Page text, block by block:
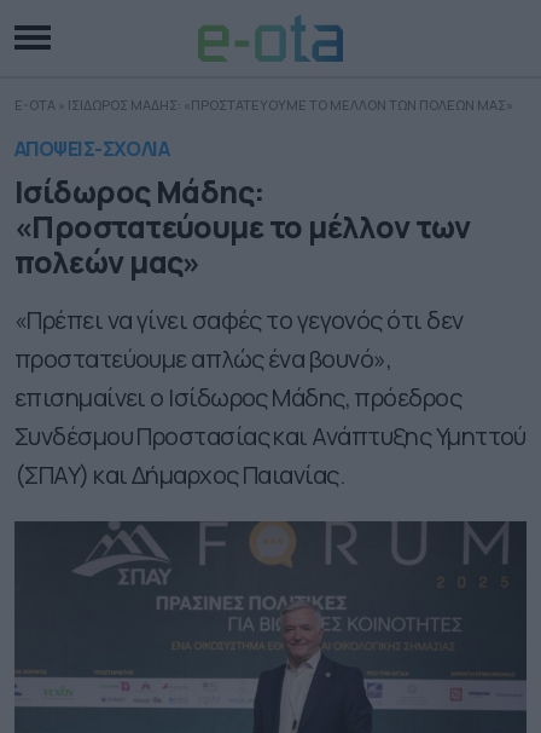
E-OTA » ΙΣΙΔΩΡΟΣ ΜΑΔΗΣ: «ΠΡΟΣΤΑΤΕΥΟΥΜΕ ΤΟ ΜΕΛΛΟΝ ΤΩΝ ΠΟΛΕΩΝ ΜΑΣ»
ΑΠΟΨΕΙΣ-ΣΧΟΛΙΑ
Ισίδωρος Μάδης:
«Προστατεύουμε το μέλλον των
πολεών μας»
«Πρέπει να γίνει σαφές το γεγονός ότι δεν
προστατεύουμε απλώς ένα βουνό»,
επισημαίνει ο Ισίδωρος Μάδης, πρόεδρος
Συνδέσμου Προστασίας και Ανάπτυξης Υμηττού
(ΣΠΑΥ) και Δήμαρχος Παιανίας.